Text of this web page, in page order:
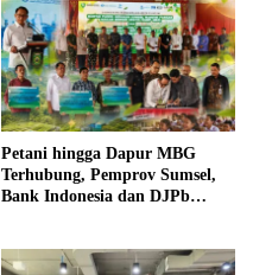
Petani hingga Dapur MBG
Terhubung, Pemprov Sumsel,
Bank Indonesia dan DJPb